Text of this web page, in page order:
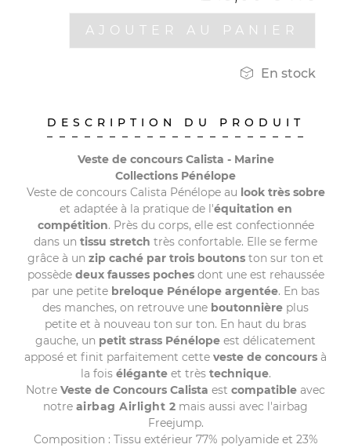
AJOUTER AU PANIER
 En stock
DESCRIPTION DU PRODUIT
Veste de concours Calista - Marine
Collections Pénélope
Veste de concours Calista Pénélope au look très sobre
et adaptée à la pratique de l'équitation en
compétition. Près du corps, elle est confectionnée
dans un tissu stretch très confortable. Elle se ferme
grâce à un zip caché par trois boutons ton sur ton et
possède deux fausses pochesdont une est rehaussée
par une petite breloque Pénélope argentée. En bas
des manches, on retrouve une boutonnière plus
petite et à nouveau ton sur ton. En haut du bras
gauche, un petit strass Pénélope est délicatement
apposé et finit parfaitement cette veste de concours à
la foiséléganteet très technique.
Notre Veste de Concours Calista est compatible avec
notre airbag Airlight 2 mais aussi avec l'airbag
Freejump.
Composition : Tissu extérieur 77% polyamide et 23%